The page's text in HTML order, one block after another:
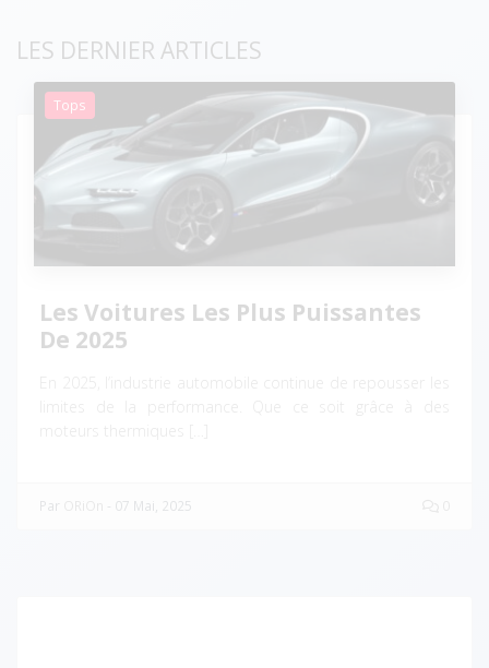
LES DERNIER ARTICLES
Tops
Les Voitures Les Plus Puissantes
De 2025
Par - 07 Mai, 2025